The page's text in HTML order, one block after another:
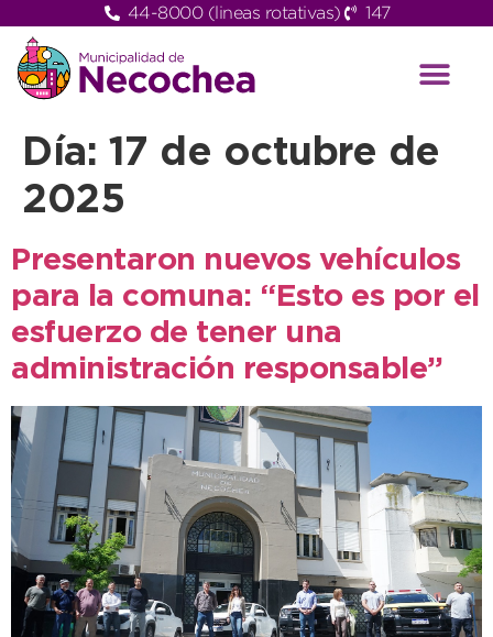
44-8000 (lineas rotativas) 147
Día: 17 de octubre de
2025
Presentaron nuevos vehículos
para la comuna: “Esto es por el
esfuerzo de tener una
administración responsable”